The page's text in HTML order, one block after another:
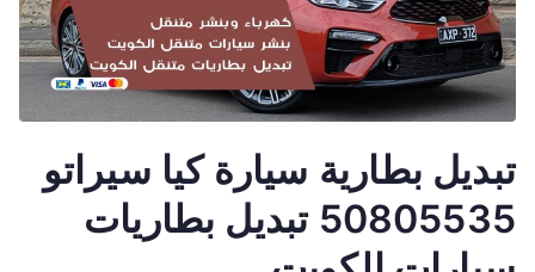
تبديل بطارية سيارة كيا سيراتو
50805535 تبديل بطاريات